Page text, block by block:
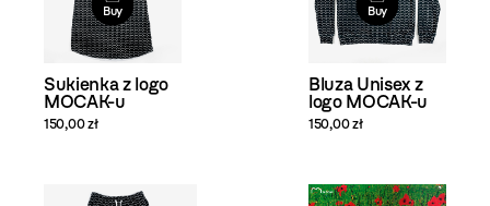
Buy
Sukienka z logo
MOCAK-u
150,00 zł
Buy
Bluza Unisex z
logo MOCAK-u
150,00 zł